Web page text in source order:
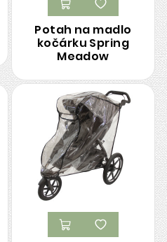
Potah na madlo
kočárku Spring
Meadow